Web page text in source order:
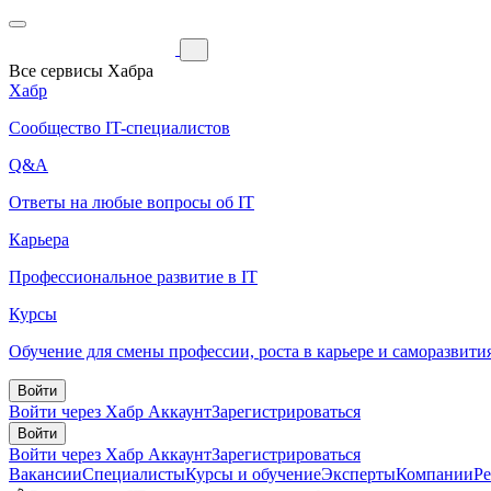
Все сервисы Хабра
Хабр
Сообщество IT-специалистов
Q&A
Ответы на любые вопросы об IT
Карьера
Профессиональное развитие в IT
Курсы
Обучение для смены профессии, роста в карьере и
Войти
Войти через Хабр АккаунтЗарегистрироваться
Войти
Войти через Хабр АккаунтЗарегистрироваться
ВакансииСпециалистыКурсы и обучениеЭкспертыКомпании